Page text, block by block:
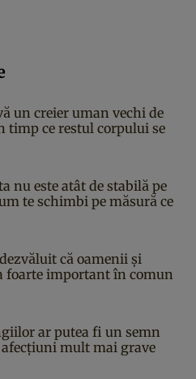
un creier uman vechi de
timp ce restul corpului se
nu este atât de stabilă pe
te schimbi pe măsură ce
că oamenii și
foarte important în comun
ar putea fi un semn
afecțiuni mult mai grave